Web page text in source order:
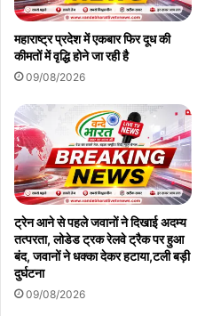
महाराष्ट्र प्रदेश में एकबार फिर दूध की
कीमतों में वृद्धि होने जा रही है
09/08/2026
ट्रेन आने से पहले जवानों ने दिखाई अदम्य
तत्परता, लोडेड ट्रक रेलवे ट्रैक पर हुआ
बंद, जवानों ने धक्का देकर हटाया,टली बड़ी
दुर्घटना
09/08/2026